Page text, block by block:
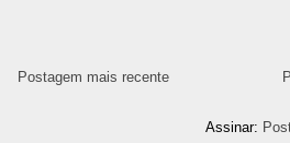
Postagem mais recente
Assinar: